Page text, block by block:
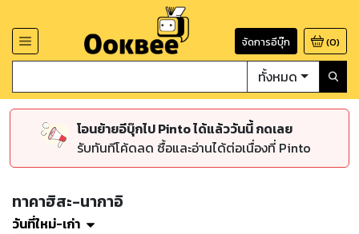
จัดการอีบุ๊ก (0)
ทั้งหมด
โอนย้ายอีบุ๊กไป Pinto ได้แล้ววันนี้ กดเลย
รับทันทีโค้ดลด ซื้อและอ่านได้ต่อเนื่องที่ Pinto
ทาคาฮิสะ-นากาอิ
วันที่ใหม่-เก่า